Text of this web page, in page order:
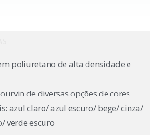
poliuretano de alta densidade e
de diversas opções de cores
azul claro/ azul escuro/ bege/ cinza/
verde escuro